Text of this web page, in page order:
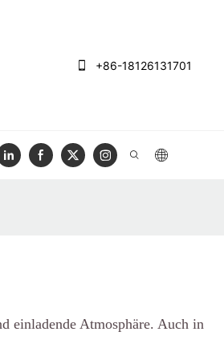
+86-18126131701
BLOGGEN VIDEO
einladende Atmosphäre. Auch in